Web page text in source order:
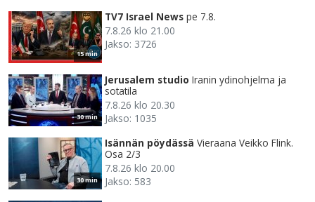
15 min
TV7 Israel News pe 7.8.
7.8.26 klo 21.00
Jakso: 3726
30 min
Jerusalem studio Iranin ydinohjelma ja
sotatila
7.8.26 klo 20.30
Jakso: 1035
30 min
Isännän pöydässä Vieraana Veikko Flink.
Osa 2/3
7.8.26 klo 20.00
Jakso: 583